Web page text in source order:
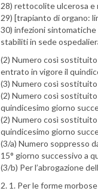
28) rettocolite ulcerosa e
29) [trapianto di organo:
30) infezioni
stabiliti in sede
(2) Numero così sostituito
entrato in vigore il
(3) Numero così sostituito
(2) Numero così sostituito
quindicesimo giorno
(2) Numero così sostituito
quindicesimo giorno
(3/a) Numero soppresso
15° giorno successivo a
(3/b) Per l’abrogazione
2. 1. Per le forme